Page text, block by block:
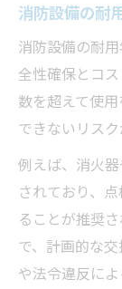
消防設備の耐
消防設備の耐
全性確保とコ
数を超えて使
できないリスク
例えば、消火
されており、
ることが推奨
で、計画的な
や法令違反に